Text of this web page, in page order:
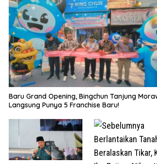
Satresnarkoba Polres Batu
Bara Gelar Jum’at Berkah,
Santuni Anak Yatim dan
Edukasi Bahaya Narkoba
INALUM
Sumut
‎Baru Grand Opening, Bingchun Tanjung
Langsung Punya 5 Franchise Baru!